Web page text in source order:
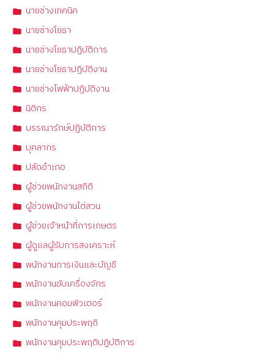
นายช่างเทคนิค
นายช่างโยธา
นายช่างโยธาปฏิบัติการ
นายช่างโยธาปฏิบัติงาน
นายช่างไฟฟ้าปฏิบัติงาน
นิติกร
บรรณารักษ์ปฏิบัติการ
บุคลากร
ปลัดอำเภอ
ผู้ช่วยพนักงานสถิติ
ผู้ช่วยพนักงานไต่สวน
ผู้ช่วยเจ้าหน้าที่การเกษตร
ผู้ดูแลผู้รับการสงเคราะห์
พนักงานการเงินและบัญชี
พนักงานขับเครื่องจักร
พนักงานคอมพิวเตอร์
พนักงานคุมประพฤติ
พนักงานคุมประพฤติปฏิบัติการ